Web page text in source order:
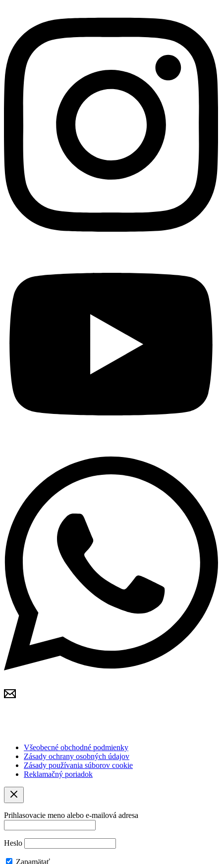
Všeobecné obchodné podmienky
Zásady ochrany osobných údajov
Zásady používania súborov cookie
Reklamačný poriadok
Prihlasovacie meno alebo e-mailová adresa
Heslo
Zapamätať